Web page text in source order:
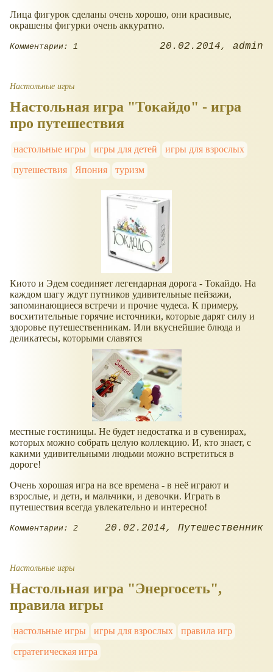
Лица фигурок сделаны очень хорошо, они красивые,
окрашены фигурки очень аккуратно.
Комментарии: 1 20.02.2014 admin
Настольные игры
Настольная игра "Токайдо" - игра
про путешествия
настольные игры игры для детей
игры для взрослых
путешествия
Япония туризм
Киото и Эдем соединяет легендарная дорога - Токайдо. На
каждом шагу ждут путников удивительные пейзажи,
запоминающиеся встречи и прочие чудеса. К примеру,
восхитительные горячие источники, которые дарят силу и
здоровье путешественникам. Или вкуснейшие блюда и
деликатесы, которыми славятся
местные гостиницы. Не будет недостатка и в сувенирах,
которых можно собрать целую коллекцию. И, кто знает, с
какими удивительными людьми можно встретиться в
дороге!
Очень хорошая игра на все времена - в неё играют и
взрослые, и дети, и мальчики, и девочки. Играть в
путешествия всегда увлекательно и интересно!
Комментарии: 2 20.02.2014 Путешественник
Настольные игры
Настольная игра "Энергосеть",
правила игры
настольные игры игры для взрослых
правила игр
стратегическая игра